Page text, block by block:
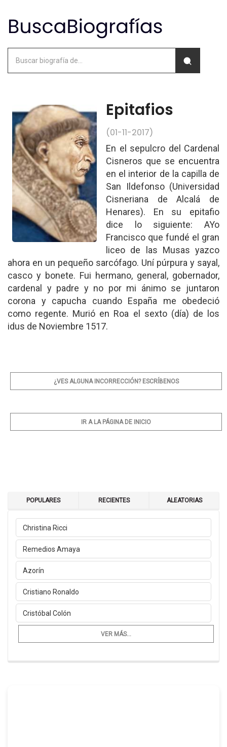
Epitafios
(01-11-2017)
En el sepulcro del Cardenal
Cisneros que se encuentra
en el interior de la capilla de
San Ildefonso (Universidad
Cisneriana de Alcalá de
Henares). En su epitafio
dice lo siguiente: AYo
Francisco que fundé el gran
liceo de las Musas yazco
ahora en un pequeño sarcófago. Uní púrpura y sayal,
casco y bonete. Fui hermano, general, gobernador,
cardenal y padre y no por mi ánimo se juntaron
corona y capucha cuando España me obedeció
como regente. Murió en Roa el sexto (día) de los
idus de Noviembre 1517.
¿VES ALGUNA INCORRECCIÓN? ESCRÍBENOS
IR A LA PÁGINA DE INICIO
POPULARES RECIENTES ALEATORIAS
Christina Ricci
Remedios Amaya
Azorín
Cristiano Ronaldo
Cristóbal Colón
VER MÁS...